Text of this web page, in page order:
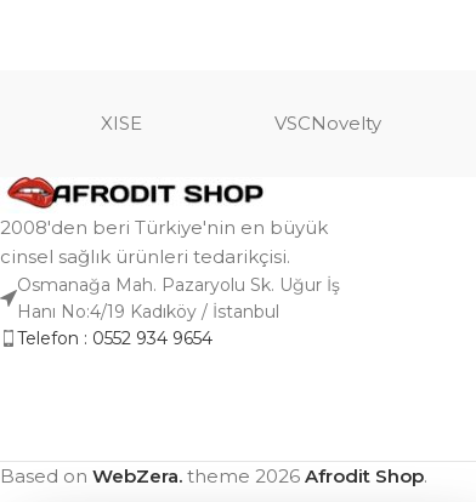
XISE VSCNovelty
2008'den beri Türkiye'nin en büyük
cinsel sağlık ürünleri tedarikçisi.
Osmanağa Mah. Pazaryolu Sk. Uğur İş
Hanı No:4/19 Kadıköy / İstanbul
Telefon : 0552 934 9654
Based on WebZera. theme 2026 Afrodit Shop.